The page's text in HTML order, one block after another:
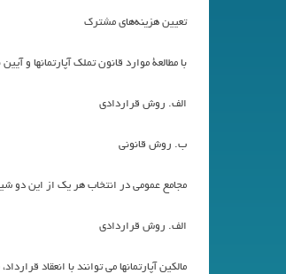
تعيين هزينه‌هاي مشترك
با مطالعة موارد قانون تملك آپارتمانها و
الف. روش قراردادي
ب. روش قانوني
مجامع عمومي در انتخاب هر يك از اين دو
الف. روش قراردادي
مالكين آپارتمانها مي توانند با انعقاد